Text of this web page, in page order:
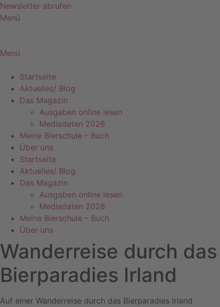
Zum
Inhalt
Newsletter abrufen
Menü
Menü
Startseite
Aktuelles/ Blog
Das Magazin
Ausgaben online lesen
Mediadaten 2026
Meine Bierschule – Buch
Über uns
Startseite
Aktuelles/ Blog
Das Magazin
Ausgaben online lesen
Mediadaten 2026
Meine Bierschule – Buch
Über uns
Wanderreise durch das
Bierparadies Irland
Auf einer Wanderreise durch das Bierparadies Irland